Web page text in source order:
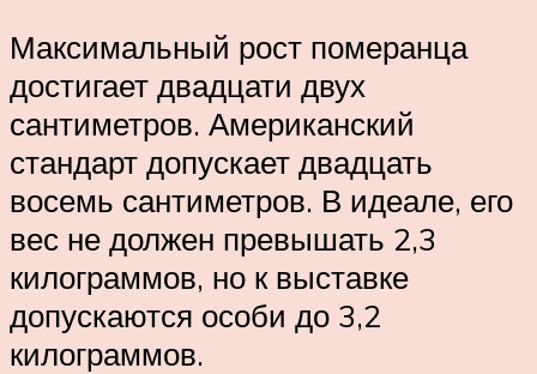
Максимальный рост померанца
достигает двадцати двух
сантиметров. Американский
стандарт допускает двадцать
восемь сантиметров. В идеале, его
вес не должен превышать 2,3
килограммов, но к выставке
допускаются особи до 3,2
килограммов.